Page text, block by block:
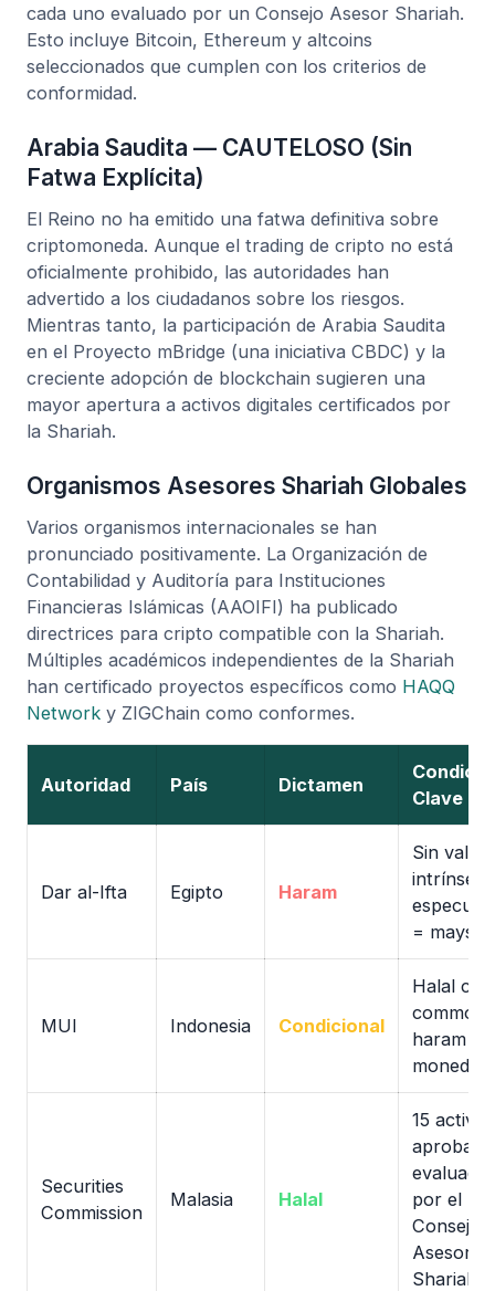
cada uno evaluado por un Consejo Asesor Shariah.
Esto incluye Bitcoin, Ethereum y altcoins
seleccionados que cumplen con los criterios de
conformidad.
Arabia Saudita — CAUTELOSO (Sin
Fatwa Explícita)
El Reino no ha emitido una fatwa definitiva sobre
criptomoneda. Aunque el trading de cripto no está
oficialmente prohibido, las autoridades han
advertido a los ciudadanos sobre los riesgos.
Mientras tanto, la participación de Arabia Saudita
en el Proyecto mBridge (una iniciativa CBDC) y la
creciente adopción de blockchain sugieren una
mayor apertura a activos digitales certificados por
la Shariah.
Organismos Asesores Shariah Globales
Varios organismos internacionales se han
pronunciado positivamente. La Organización de
Contabilidad y Auditoría para Instituciones
Financieras Islámicas (AAOIFI) ha publicado
directrices para cripto compatible con la Shariah.
Múltiples académicos independientes de la Shariah
han certificado proyectos específicos como HAQQ
Network y ZIGChain como conformes.
Autoridad País Dictamen
Clave
Dar al-Ifta Egipto Haram
Sin valor
= maysir
MUI Indonesia Condicional
Halal
haram
moneda
Securities
Commission
Malasia Halal
15 activos
por el
Consejo
Asesor
Shariah